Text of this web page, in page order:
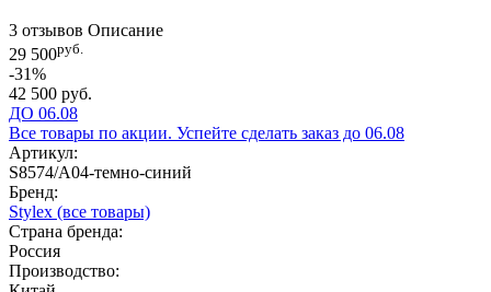
3 отзывов Описание
29 500руб.
-31%
42 500 руб.
ДО 06.08
Все товары по акции. Успейте сделать заказ до 06.08
Артикул:
S8574/A04-темно-синий
Бренд:
Stylex (все товары)
Страна бренда:
Россия
Производство: